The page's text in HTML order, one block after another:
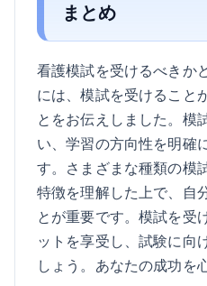
まとめ
看護模試を受けるべきか
には、模試を受けること
とをお伝えしました。模
い、学習の方向性を明確
す。さまざまな種類の模
特徴を理解した上で、自
とが重要です。模試を受
ットを享受し、試験に向
しょう。あなたの成功を